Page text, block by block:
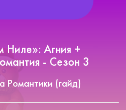
Ниле»: Агния +
- Сезон 3
Романтики (гайд)